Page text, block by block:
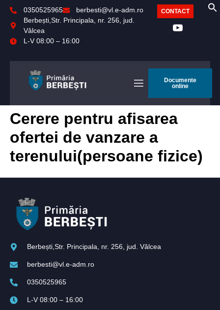
0350525965
berbesti@vl.e-adm.ro
Berbești,Str. Principala, nr. 256, jud.
Vâlcea
L-V 08:00 – 16:00
CONTACT
Documente
online
Cerere pentru afisarea
ofertei de vanzare a
terenului(persoane fizice)
Berbești,Str. Principala, nr. 256, jud. Vâlcea
berbesti@vl.e-adm.ro
0350525965
L-V 08:00 – 16:00